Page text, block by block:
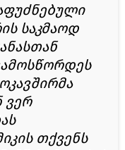
საკმაოდ
ვერ
თქვენს